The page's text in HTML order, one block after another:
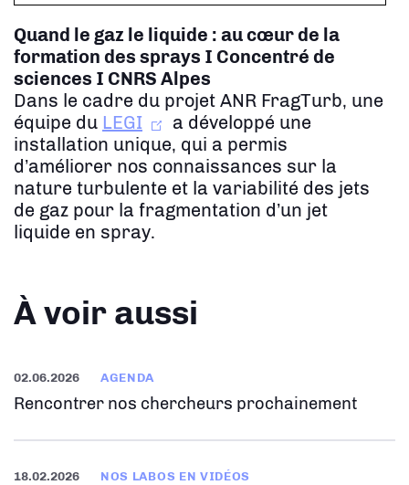
Quand le gaz le liquide : au cœur de la
formation des sprays I Concentré de
sciences I CNRS Alpes
Dans le cadre du projet ANR FragTurb, une
équipe du LEGI
a développé une
installation unique, qui a permis
d’améliorer nos connaissances sur la
nature turbulente et la variabilité des jets
de gaz pour la fragmentation d’un jet
liquide en spray.
À voir aussi
02.06.2026 AGENDA
Rencontrer nos chercheurs prochainement
18.02.2026 NOS LABOS EN VIDÉOS